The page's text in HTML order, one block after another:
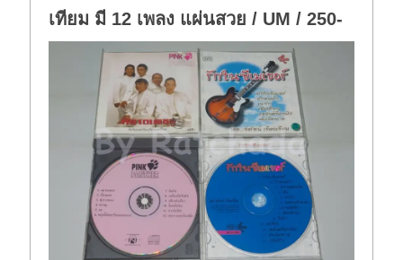
เทียม มี 12 เพลง แผ่นสวย / UM / 250-